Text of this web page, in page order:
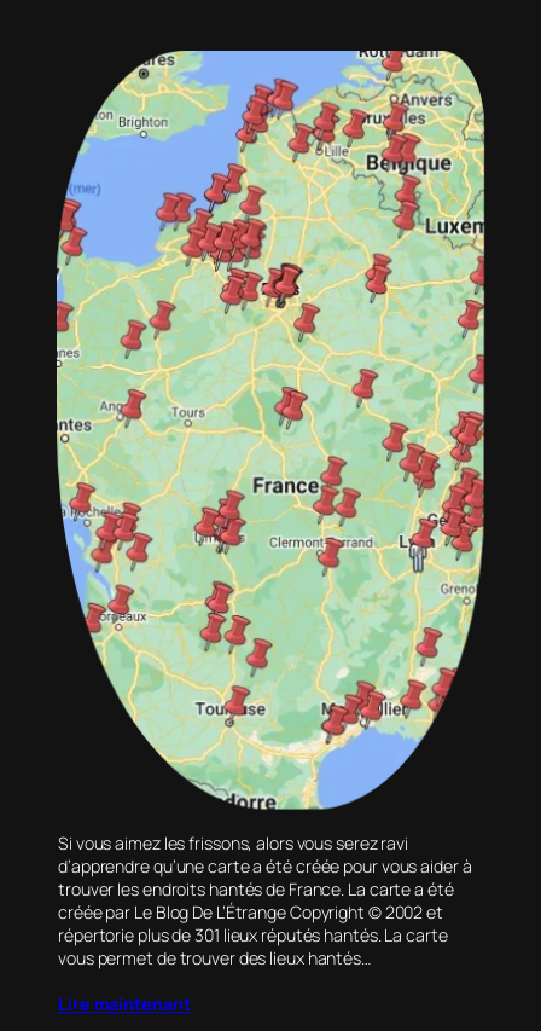
Si vous aimez les frissons, alors vous serez ravi
d’apprendre qu’une carte a été créée pour vous aider à
trouver les endroits hantés de France. La carte a été
créée par Le Blog De L’Étrange Copyright © 2002 et
répertorie plus de 301 lieux réputés hantés. La carte
vous permet de trouver des lieux hantés…
Lire maintenant